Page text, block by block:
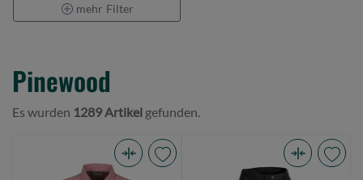
mehr Filter
Pinewood
Es wurden 1289 Artikel gefunden.
Pinewood